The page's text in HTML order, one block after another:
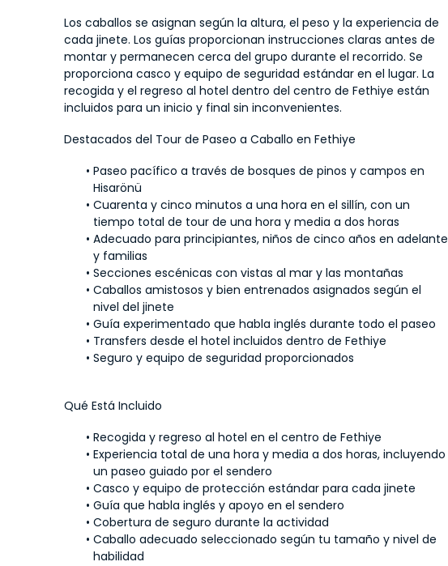
Los caballos se asignan según la altura, el peso y la experiencia de
cada jinete. Los guías proporcionan instrucciones claras antes de
montar y permanecen cerca del grupo durante el recorrido. Se
proporciona casco y equipo de seguridad estándar en el lugar. La
recogida y el regreso al hotel dentro del centro de Fethiye están
incluidos para un inicio y final sin inconvenientes.
Destacados del Tour de Paseo a Caballo en Fethiye
Paseo pacífico a través de bosques de pinos y campos en
Hisarönü
Cuarenta y cinco minutos a una hora en el sillín, con un
tiempo total de tour de una hora y media a dos horas
Adecuado para principiantes, niños de cinco años en adelante
y familias
Secciones escénicas con vistas al mar y las montañas
Caballos amistosos y bien entrenados asignados según el
nivel del jinete
Guía experimentado que habla inglés durante todo el paseo
Transfers desde el hotel incluidos dentro de Fethiye
Seguro y equipo de seguridad proporcionados
Qué Está Incluido
Recogida y regreso al hotel en el centro de Fethiye
Experiencia total de una hora y media a dos horas, incluyendo
un paseo guiado por el sendero
Casco y equipo de protección estándar para cada jinete
Guía que habla inglés y apoyo en el sendero
Cobertura de seguro durante la actividad
Caballo adecuado seleccionado según tu tamaño y nivel de
habilidad